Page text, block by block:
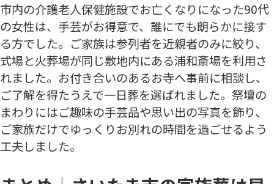
市内の介護老人保健施設でお亡くなりになった90代
の女性は、手芸がお得意で、誰にでも朗らかに接す
る方でした。ご家族は参列者を近親者のみに絞り、
式場と火葬場が同じ敷地内にある浦和斎場を利用さ
れました。お付き合いのあるお寺へ事前に相談し、
ご了解を得たうえで一日葬を選ばれました。祭壇の
まわりにはご趣味の手芸品や思い出の写真を飾り、
ご家族だけでゆっくりお別れの時間を過ごせるよう
工夫しました。